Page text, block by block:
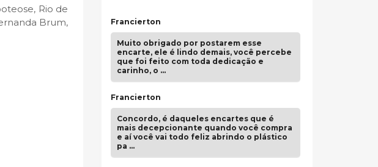
Rio de
Brum,
Francierton
Muito obrigado por postarem esse
encarte, ele é lindo demais, você percebe
que foi feito com toda dedicação e
carinho, o …
Francierton
Concordo, é daqueles encartes que é
mais decepcionante quando você compra
e aí você vai todo feliz abrindo o plástico
pa …